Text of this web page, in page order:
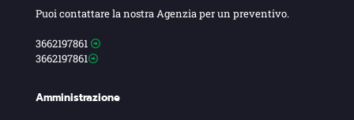
Puoi contattare la nostra Agenzia per un preventivo.
3662197861
3662197861
Amministrazione